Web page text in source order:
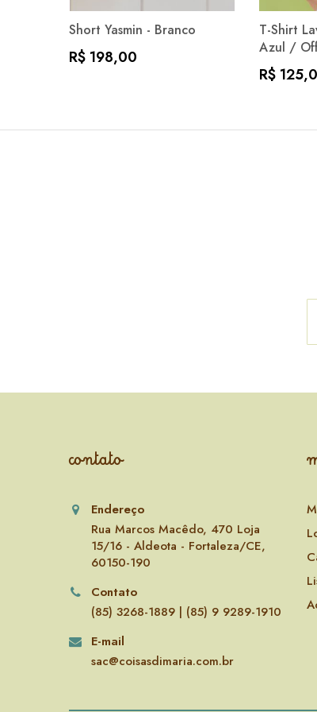
Short Yasmin - Branco
R$ 198,00
T-Shirt
Azul /
R$
contato
Endereço
Rua Marcos Macêdo, 470 Loja
15/16 - Aldeota - Fortaleza/CE,
60150-190
Contato
(85) 3268-1889 | (85) 9 9289-1910
E-mail
sac@coisasdimaria.com.br